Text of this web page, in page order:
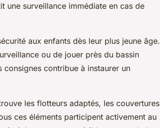
une surveillance immédiate en cas de
aux enfants dès leur plus jeune âge.
ou de jouer près du bassin
contribue à instaurer un
les flotteurs adaptés, les couvertures
ces éléments participent activement au